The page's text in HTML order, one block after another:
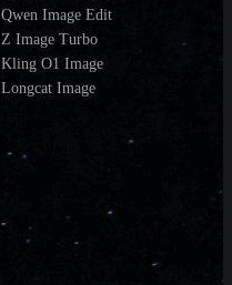
Qwen Image Edit
Z Image Turbo
Kling O1 Image
Longcat Image